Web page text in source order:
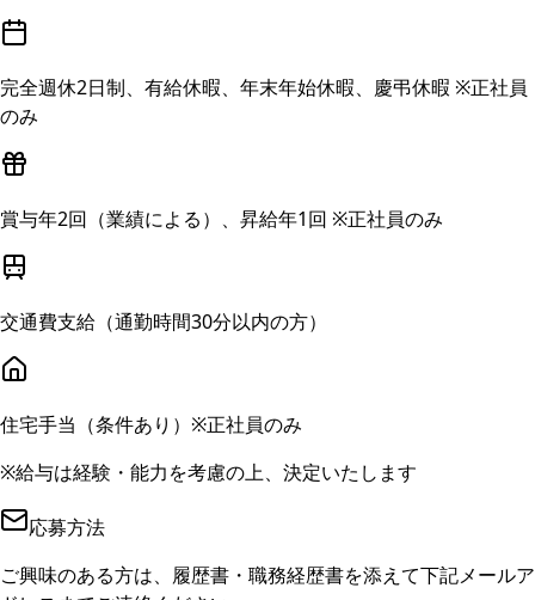
完全週休2日制、有給休暇、年末年始休暇、慶弔休暇 ※正社員
のみ
賞与年2回（業績による）、昇給年1回 ※正社員のみ
交通費支給（通勤時間30分以内の方）
住宅手当（条件あり）※正社員のみ
※給与は経験・能力を考慮の上、決定いたします
応募方法
ご興味のある方は、履歴書・職務経歴書を添えて下記メールア